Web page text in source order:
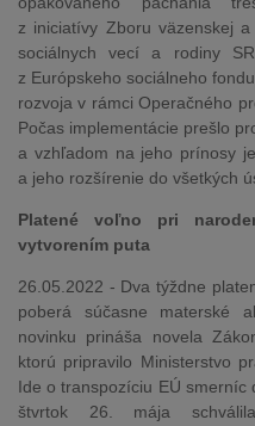
z iniciatívy Zboru väzenskej
sociálnych vecí a rodiny
z Európskeho sociálneho
rozvoja v rámci Operačného
Počas implementácie prešlo
a vzhľadom na jeho prínosy
a jeho rozšírenie do všetkých
Platené voľno pri
vytvorením puta
26.05.2022 - Dva týždne
poberá súčasne materské
novinku prináša novela
ktorú pripravilo Ministerstvo
Ide o transpozíciu EÚ smerníc
štvrtok 26. mája